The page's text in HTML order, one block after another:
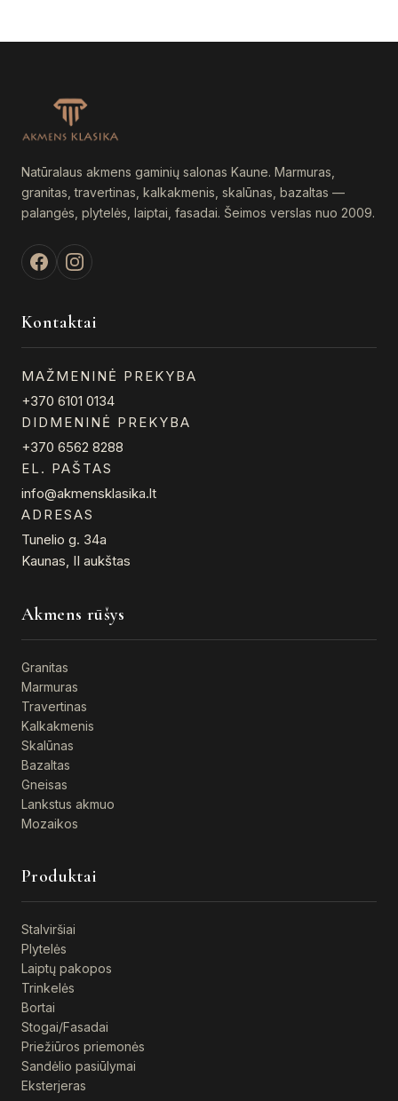
Natūralaus akmens gaminių salonas Kaune. Marmuras,
granitas, travertinas, kalkakmenis, skalūnas, bazaltas —
palangės, plytelės, laiptai, fasadai. Šeimos verslas nuo 2009.
Kontaktai
MAŽMENINĖ PREKYBA
+370 6101 0134
DIDMENINĖ PREKYBA
+370 6562 8288
EL. PAŠTAS
info@akmensklasika.lt
ADRESAS
Tunelio g. 34a
Kaunas, II aukštas
Akmens rūšys
Granitas
Marmuras
Travertinas
Kalkakmenis
Skalūnas
Bazaltas
Gneisas
Lankstus akmuo
Mozaikos
Produktai
Stalviršiai
Plytelės
Laiptų pakopos
Trinkelės
Bortai
Stogai/Fasadai
Priežiūros priemonės
Sandėlio pasiūlymai
Eksterjeras